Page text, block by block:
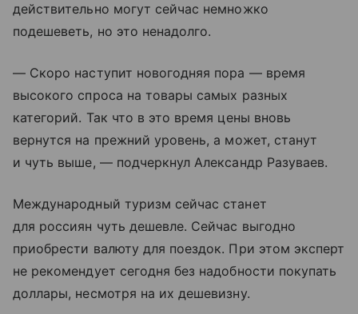
действительно могут сейчас немножко
подешеветь, но это ненадолго.
— Скоро наступит новогодняя пора — время
высокого спроса на товары самых разных
категорий. Так что в это время цены вновь
вернутся на прежний уровень, а может, станут
и чуть выше, — подчеркнул Александр Разуваев.
Международный туризм сейчас станет
для россиян чуть дешевле. Сейчас выгодно
приобрести валюту для поездок. При этом эксперт
не рекомендует сегодня без надобности покупать
доллары, несмотря на их дешевизну.